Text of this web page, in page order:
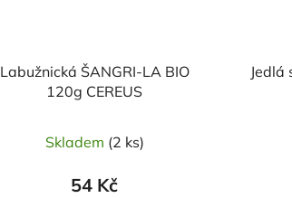
Labužnická ŠANGRI-LA BIO
120g CEREUS
Skladem (2 ks)
54 Kč
Jedlá